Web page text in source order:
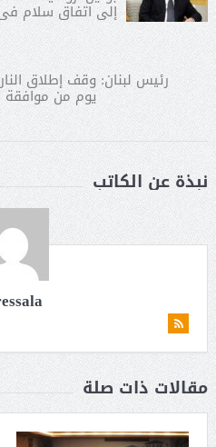
إلى اتفاق سلام فى
رئيس لبنان: وقف إطلاق
يوم من موافقة
نبذة عن الكاتب
مقالات ذات صلة